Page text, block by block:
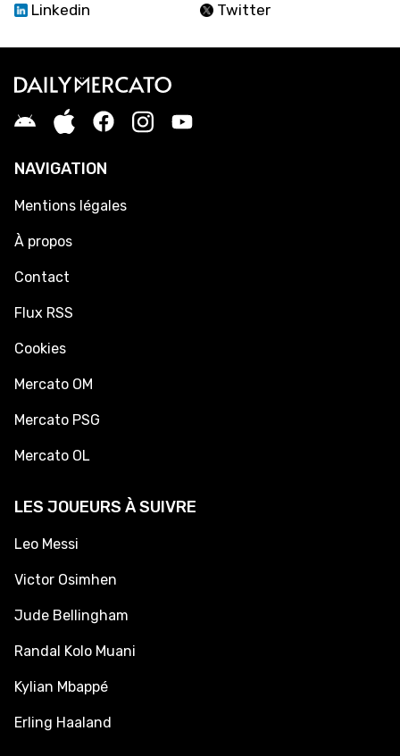
Linkedin
Twitter
NAVIGATION
Mentions légales
À propos
Contact
Flux RSS
Cookies
Mercato OM
Mercato PSG
Mercato OL
LES JOUEURS À SUIVRE
Leo Messi
Victor Osimhen
Jude Bellingham
Randal Kolo Muani
Kylian Mbappé
Erling Haaland